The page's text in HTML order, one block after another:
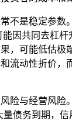
不是稳定参数
因共同去杠
，可能低估极
流动性折价，
险与经营风险
量债务到期，